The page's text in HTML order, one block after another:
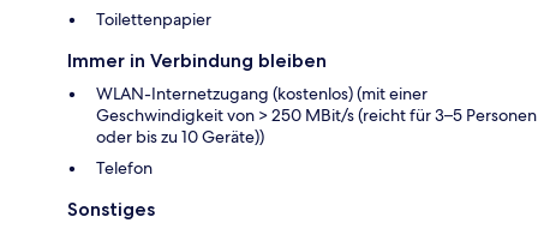
Toilettenpapier
Immer in Verbindung bleiben
WLAN-Internetzugang (kostenlos) (mit einer
Geschwindigkeit von > 250 MBit/s (reicht für 3–5 Personen
oder bis zu 10 Geräte))
Telefon
Sonstiges